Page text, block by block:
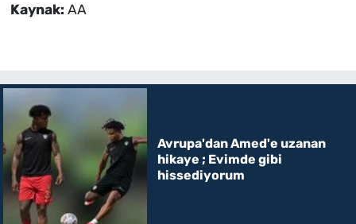
Kaynak: AA
Avrupa'dan Amed'e uzanan
hikaye ; Evimde gibi
hissediyorum